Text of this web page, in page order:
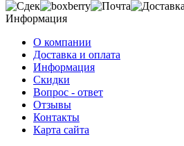
Информация
О компании
Доставка и оплата
Информация
Скидки
Вопрос - ответ
Отзывы
Контакты
Карта сайта